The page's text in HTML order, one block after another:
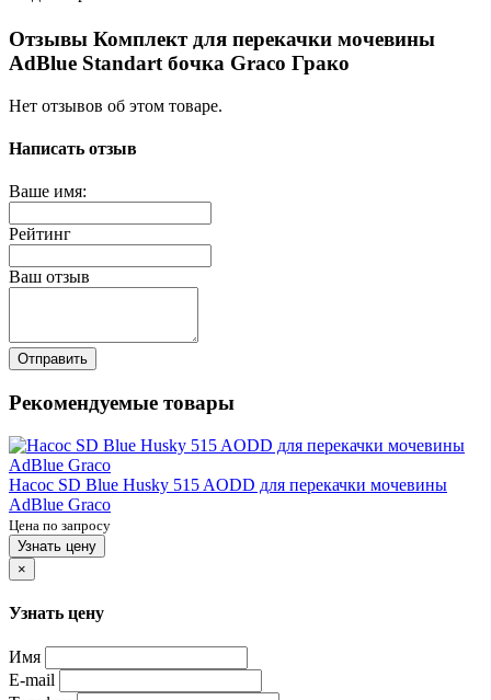
Отзывы Комплект для перекачки мочевины
AdBlue Standart бочка Graco Грако
Нет отзывов об этом товаре.
Написать отзыв
Ваше имя:
Рейтинг
Ваш отзыв
Отправить
Рекомендуемые товары
Насос SD Blue Husky 515 AODD для перекачки мочевины
AdBlue Graco
Цена по запросу
Узнать цену
×
Узнать цену
Имя
E-mail